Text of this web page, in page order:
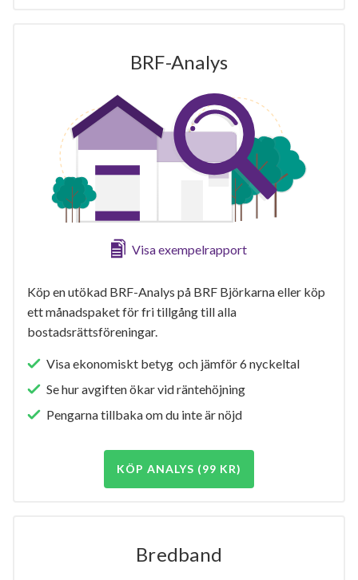
BRF-Analys
Visa exempelrapport
Köp en utökad BRF-Analys på BRF Björkarna eller köp
ett månadspaket för fri tillgång till alla
bostadsrättsföreningar.
Visa ekonomiskt betyg och jämför 6 nyckeltal
Se hur avgiften ökar vid räntehöjning
Pengarna tillbaka om du inte är nöjd
KÖP ANALYS (99 KR)
Bredband